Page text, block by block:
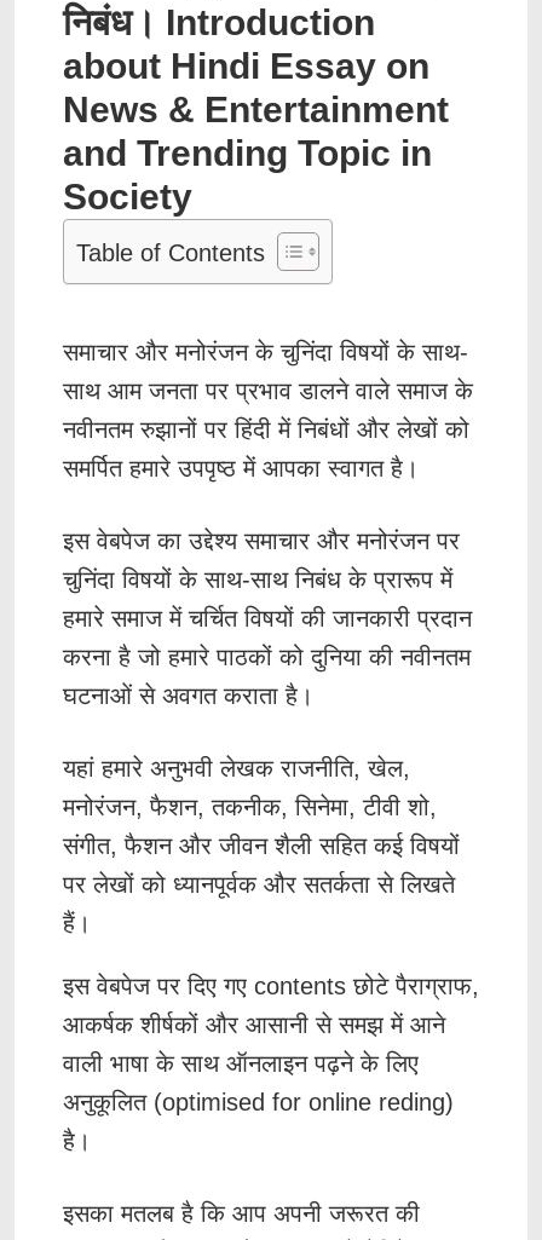
निबंध। Introduction
about Hindi Essay on
News & Entertainment
and Trending Topic in
Society
Table of Contents
समाचार और मनोरंजन के चुनिंदा विषयों के साथ-
साथ आम जनता पर प्रभाव डालने वाले समाज के
नवीनतम रुझानों पर हिंदी में निबंधों और लेखों को
समर्पित हमारे उपपृष्ठ में आपका स्वागत है।
इस वेबपेज का उद्देश्य समाचार और मनोरंजन पर
चुनिंदा विषयों के साथ-साथ निबंध के प्रारूप में
हमारे समाज में चर्चित विषयों की जानकारी प्रदान
करना है जो हमारे पाठकों को दुनिया की नवीनतम
घटनाओं से अवगत कराता है।
यहां हमारे अनुभवी लेखक राजनीति, खेल,
मनोरंजन, फैशन, तकनीक, सिनेमा, टीवी शो,
संगीत, फैशन और जीवन शैली सहित कई विषयों
पर लेखों को ध्यानपूर्वक और सतर्कता से लिखते
हैं ।
इस वेबपेज पर दिए गए contents छोटे पैराग्राफ,
आकर्षक शीर्षकों और आसानी से समझ में आने
वाली भाषा के साथ ऑनलाइन पढ़ने के लिए
अनुकूलित (optimised for online reding)
है।
इसका मतलब है कि आप अपनी जरूरत की